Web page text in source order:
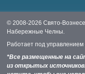
© 2008-2026 Свято-
Набережные Челны.
Работает под
*Все размещенные на
из открытых